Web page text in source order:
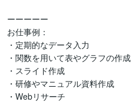
ーーーーー
お仕事例：
・定期的なデータ入力
・関数を用いて表やグラフの作成
・スライド作成
・研修やマニュアル資料作成
・Webリサーチ